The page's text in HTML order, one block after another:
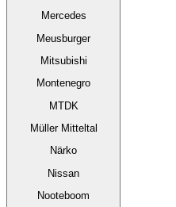
Mercedes
Meusburger
Mitsubishi
Montenegro
MTDK
Müller Mitteltal
Närko
Nissan
Nooteboom